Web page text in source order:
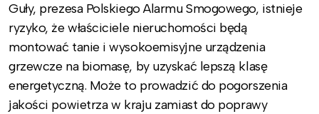
Guły, prezesa Polskiego Alarmu Smogowego, istnieje
ryzyko, że właściciele nieruchomości będą
montować tanie i wysokoemisyjne urządzenia
grzewcze na biomasę, by uzyskać lepszą klasę
energetyczną. Może to prowadzić do pogorszenia
jakości powietrza w kraju zamiast do poprawy